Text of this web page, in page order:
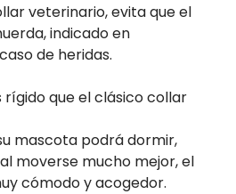
veterinario, evita que el
indicado en
de heridas.
que el clásico collar
mascota podrá dormir,
moverse mucho mejor, el
cómodo y acogedor.